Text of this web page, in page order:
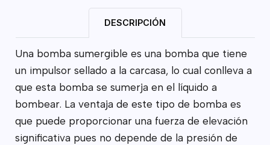
DESCRIPCIÓN
Una bomba sumergible es una bomba que tiene
un impulsor sellado a la carcasa, lo cual conlleva a
que esta bomba se sumerja en el líquido a
bombear. La ventaja de este tipo de bomba es
que puede proporcionar una fuerza de elevación
significativa pues no depende de la presión de